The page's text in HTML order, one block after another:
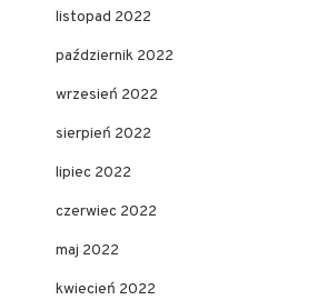
listopad 2022
październik 2022
wrzesień 2022
sierpień 2022
lipiec 2022
czerwiec 2022
maj 2022
kwiecień 2022